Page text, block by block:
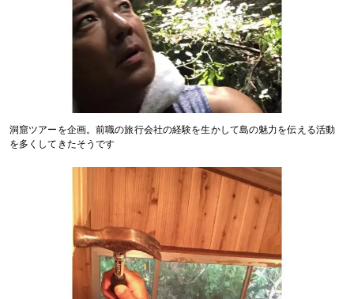
洞窟ツアーを企画。前職の旅行会社の経験を生かして島の魅力を伝える活動
を多くしてきたそうです